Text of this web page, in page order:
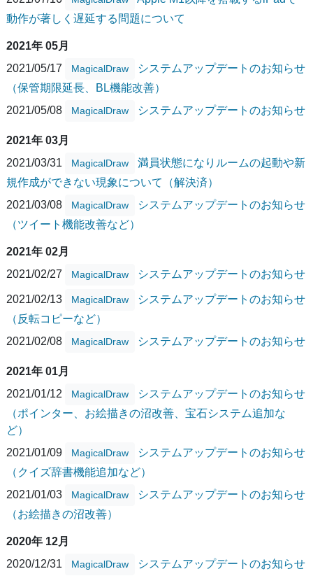
動作が著しく遅延する問題について
2021年 05月
2021/05/17
MagicalDraw
システムアップデートのお知らせ
（保管期限延長、BL機能改善）
2021/05/08
MagicalDraw システムアップデートのお知らせ
2021年 03月
2021/03/31
MagicalDraw
満員状態になりルームの起動や新
規作成ができない現象について（解決済）
2021/03/08
MagicalDraw
システムアップデートのお知らせ
（ツイート機能改善など）
2021年 02月
2021/02/27
MagicalDraw システムアップデートのお知らせ
2021/02/13 MagicalDraw
システムアップデートのお知らせ
（反転コピーなど）
2021/02/08
MagicalDraw システムアップデートのお知らせ
2021年 01月
2021/01/12
MagicalDraw
システムアップデートのお知らせ
（ポインター、お絵描きの沼改善、宝石システム追加な
ど）
2021/01/09
MagicalDraw
システムアップデートのお知らせ
（クイズ辞書機能追加など）
2021/01/03
MagicalDraw
システムアップデートのお知らせ
（お絵描きの沼改善）
2020年 12月
2020/12/31
MagicalDraw
システムアップデートのお知らせ